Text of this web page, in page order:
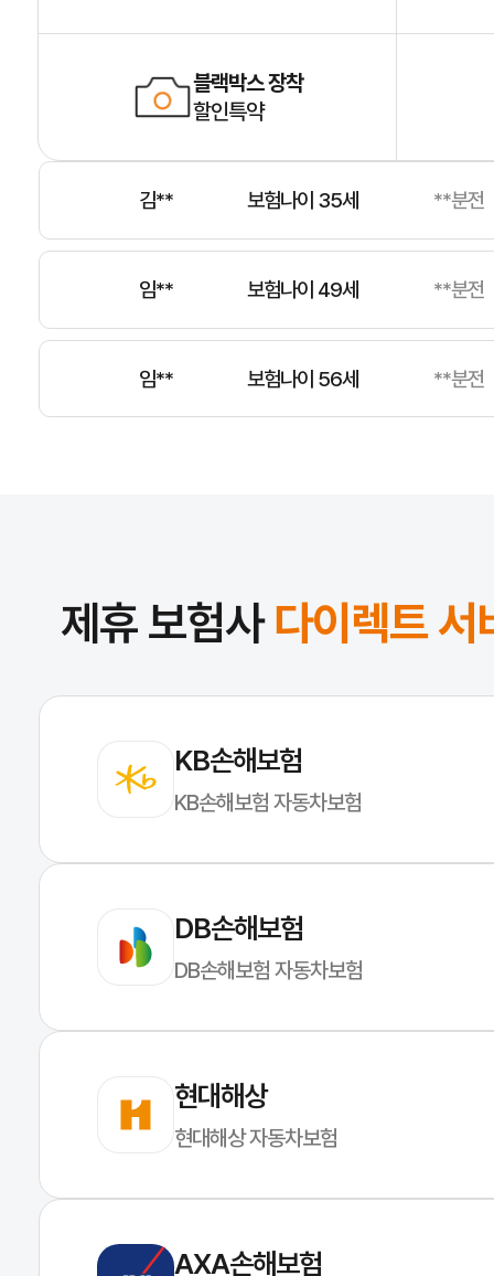
블랙박스 장착
할인특약
김** 보험나이 59세 **분전
보험나이 35세
임** 보험나이 49세 **분전
임** 보험나이 56세 **분전
전** 보험나이 34세 **분전
제휴 보험사다이렉트 서
KB손해보험
KB손해보험 자동차보험
DB손해보험
DB손해보험 자동차보험
현대해상
현대해상 자동차보험
AXA손해보험